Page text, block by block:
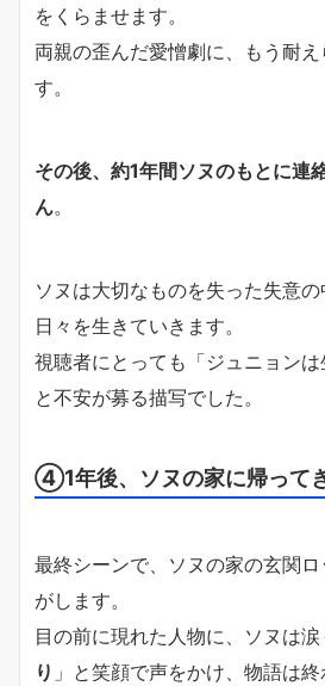
をくらませます。
両親の歪んだ愛憎劇に、もう耐
す。
その後、約1年間ソヌのもとに連
ん。
ソヌは大切なものを失った失意
日々を生きていきます。
視聴者にとっても「ジュニョンは
と不安が募る描写でした。
④1年後、ソヌの家に帰って
最終シーンで、ソヌの家の玄関
がします。
目の前に現れた人物に、ソヌは
り 」と笑顔で声をかけ、物語は終